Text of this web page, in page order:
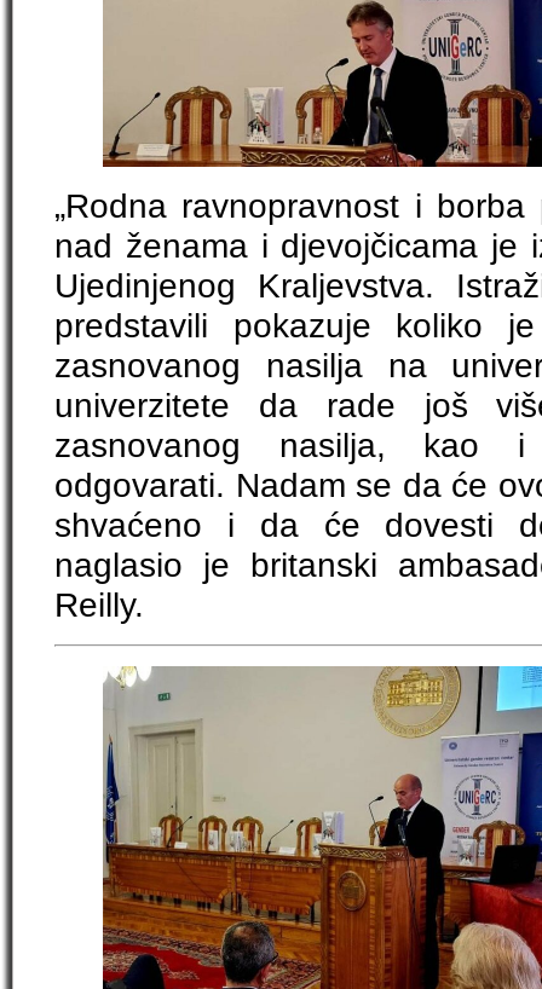
„Rodna ravnopravnost i
nad ženama i djevojčicama je
Ujedinjenog Kraljevstva.
predstavili pokazuje koliko
zasnovanog nasilja na
univerzitete da rade još
zasnovanog nasilja, kao
odgovarati. Nadam se da će
shvaćeno i da će dovesti
naglasio je britanski
Reilly.